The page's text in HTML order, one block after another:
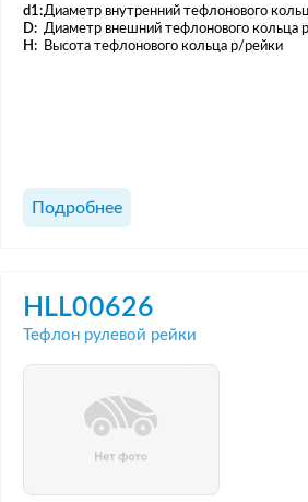
d1:Диаметр внутренний тефлонового
D: Диаметр внешний тефлонового кольца
H:
Высота тефлонового кольца р/рейки
Подробнее
HLL00626
Тефлон рулевой рейки